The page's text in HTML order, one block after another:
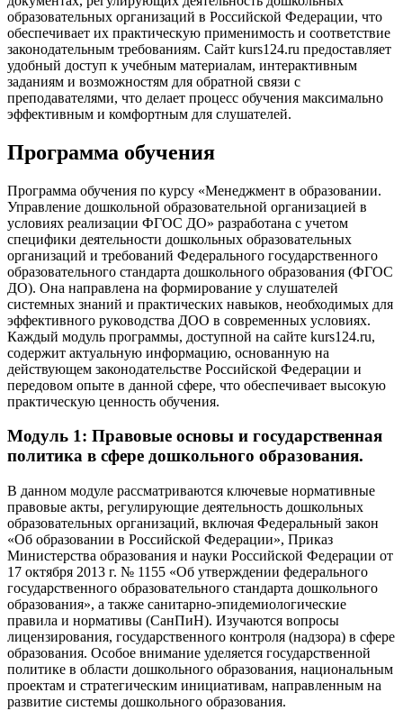
образовательных организаций в Российской Федерации, что
обеспечивает их практическую применимость и соответствие
законодательным требованиям. Сайт kurs124.ru предоставляет
удобный доступ к учебным материалам, интерактивным
заданиям и возможностям для обратной связи с
преподавателями, что делает процесс обучения максимально
эффективным и комфортным для слушателей.
Программа обучения
Программа обучения по курсу «Менеджмент в образовании.
Управление дошкольной образовательной организацией в
условиях реализации ФГОС ДО» разработана с учетом
специфики деятельности дошкольных образовательных
организаций и требований Федерального государственного
образовательного стандарта дошкольного образования (ФГОС
ДО). Она направлена на формирование у слушателей
системных знаний и практических навыков, необходимых для
эффективного руководства ДОО в современных условиях.
Каждый модуль программы, доступной на сайте kurs124.ru,
содержит актуальную информацию, основанную на
действующем законодательстве Российской Федерации и
передовом опыте в данной сфере, что обеспечивает высокую
практическую ценность обучения.
Модуль 1: Правовые основы и государственная
политика в сфере дошкольного образования.
В данном модуле рассматриваются ключевые нормативные
правовые акты, регулирующие деятельность дошкольных
образовательных организаций, включая Федеральный закон
«Об образовании в Российской Федерации», Приказ
Министерства образования и науки Российской Федерации от
17 октября 2013 г. № 1155 «Об утверждении федерального
государственного образовательного стандарта дошкольного
образования», а также санитарно-эпидемиологические
правила и нормативы (СанПиН). Изучаются вопросы
лицензирования, государственного контроля (надзора) в сфере
образования. Особое внимание уделяется государственной
политике в области дошкольного образования, национальным
проектам и стратегическим инициативам, направленным на
развитие системы дошкольного образования.